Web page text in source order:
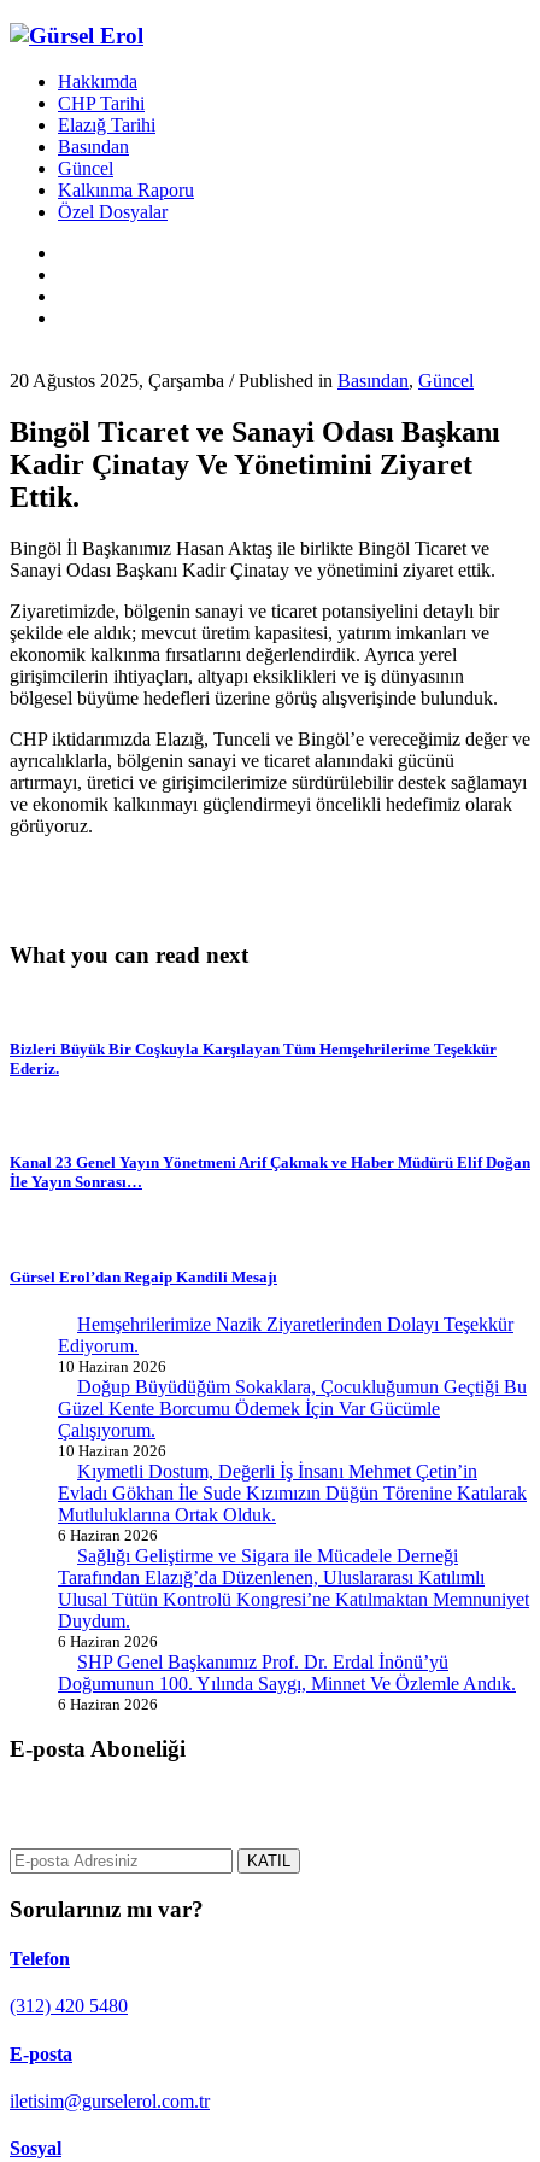
Hakkımda
CHP Tarihi
Elazığ Tarihi
Basından
Güncel
Kalkınma Raporu
Özel Dosyalar
20 Ağustos 2025, Çarşamba /Published in Basından, Güncel
Bingöl Ticaret ve Sanayi Odası Başkanı
Kadir Çinatay Ve Yönetimini Ziyaret
Ettik.
Bingöl İl Başkanımız Hasan Aktaş ile birlikte Bingöl Ticaret ve
Sanayi Odası Başkanı Kadir Çinatay ve yönetimini ziyaret ettik.
Ziyaretimizde, bölgenin sanayi ve ticaret potansiyelini detaylı bir
şekilde ele aldık; mevcut üretim kapasitesi, yatırım imkanları ve
ekonomik kalkınma fırsatlarını değerlendirdik. Ayrıca yerel
girişimcilerin ihtiyaçları, altyapı eksiklikleri ve iş dünyasının
bölgesel büyüme hedefleri üzerine görüş alışverişinde bulunduk.
CHP iktidarımızda Elazığ, Tunceli ve Bingöl’e vereceğimiz değer ve
ayrıcalıklarla, bölgenin sanayi ve ticaret alanındaki gücünü
artırmayı, üretici ve girişimcilerimize sürdürülebilir destek sağlamayı
ve ekonomik kalkınmayı güçlendirmeyi öncelikli hedefimiz olarak
görüyoruz.
What you can read next
Bizleri Büyük Bir Coşkuyla Karşılayan Tüm Hemşehrilerime Teşekkür
Ederiz.
Kanal 23 Genel Yayın Yönetmeni Arif Çakmak ve Haber Müdürü Elif Doğan
İle Yayın Sonrası…
Gürsel Erol’dan Regaip Kandili Mesajı
Hemşehrilerimize Nazik Ziyaretlerinden Dolayı Teşekkür
Ediyorum.
10 Haziran 2026
Doğup Büyüdüğüm Sokaklara, Çocukluğumun Geçtiği Bu
Güzel Kente Borcumu Ödemek İçin Var Gücümle
Çalışıyorum.
10 Haziran 2026
Kıymetli Dostum, Değerli İş İnsanı Mehmet Çetin’in
Evladı Gökhan İle Sude Kızımızın Düğün Törenine Katılarak
Mutluluklarına Ortak Olduk.
6 Haziran 2026
Sağlığı Geliştirme ve Sigara ile Mücadele Derneği
Tarafından Elazığ’da Düzenlenen, Uluslararası Katılımlı
Ulusal Tütün Kontrolü Kongresi’ne Katılmaktan Memnuniyet
Duydum.
6 Haziran 2026
SHP Genel Başkanımız Prof. Dr. Erdal İnönü’yü
Doğumunun 100. Yılında Saygı, Minnet Ve Özlemle Andık.
6 Haziran 2026
E-posta Aboneliği
KATIL
Sorularınız mı var?
Telefon
(312) 420 5480
E-posta
iletisim@gurselerol.com.tr
Sosyal